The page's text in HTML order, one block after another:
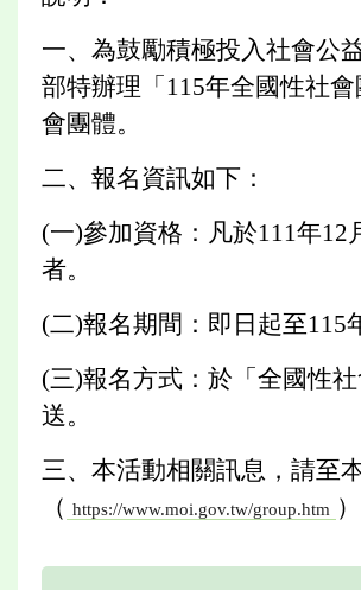
一、為鼓勵積極投入社會公
部特辦理「115年全國性社
會團體。
二、報名資訊如下：
(一)參加資格：凡於111年
者。
(二)報名期間：即日起至115
(三)報名方式：於「全國性
送。
三、本活動相關訊息，請至
（ https://www.moi.gov.tw/group.htm